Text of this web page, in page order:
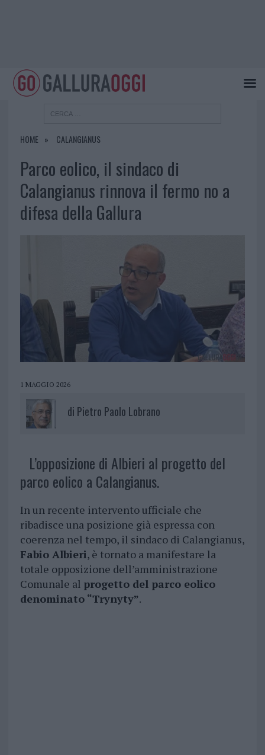
HOME CALANGIANUS
Parco eolico, il sindaco di
Calangianus rinnova il fermo no a
difesa della Gallura
1 MAGGIO 2026
di Pietro Paolo Lobrano
L’opposizione di Albieri al progetto del
parco eolico a Calangianus.
In un recente intervento ufficiale che
ribadisce una posizione già espressa con
coerenza nel tempo, il sindaco di Calangianus,
Fabio Albieri, è tornato a manifestare la
totale opposizione dell’amministrazione
Comunale al progetto del parco eolico
denominato “Trynyty”.